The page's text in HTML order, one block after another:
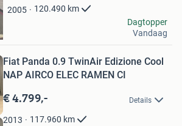
2005 120.490 km
Dagtopper
Vandaag
Fiat Panda 0.9 TwinAir Edizione Cool
NAP AIRCO ELEC RAMEN CI
€ 4.799,- Details
2013 117.960 km